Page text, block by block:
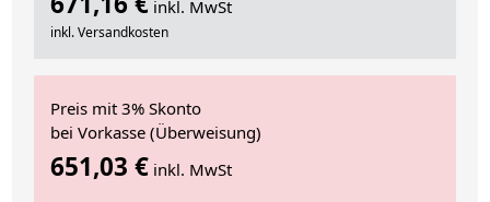
inkl. MwSt
inkl. Versandkosten
Preis mit 3% Skonto
bei Vorkasse (Überweisung)
651,03 € inkl. MwSt